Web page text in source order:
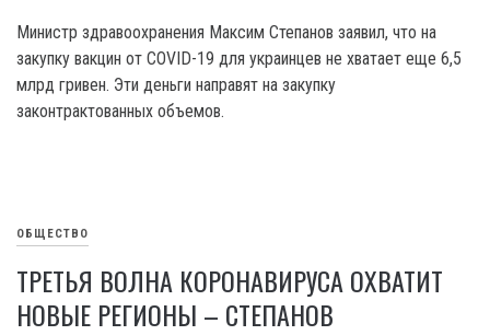
Министр здравоохранения Максим Степанов заявил, что на
закупку вакцин от COVID-19 для украинцев не хватает еще 6,5
млрд гривен. Эти деньги направят на закупку
законтрактованных объемов.
ОБЩЕСТВО
ТРЕТЬЯ ВОЛНА КОРОНАВИРУСА ОХВАТИТ
НОВЫЕ РЕГИОНЫ – СТЕПАНОВ